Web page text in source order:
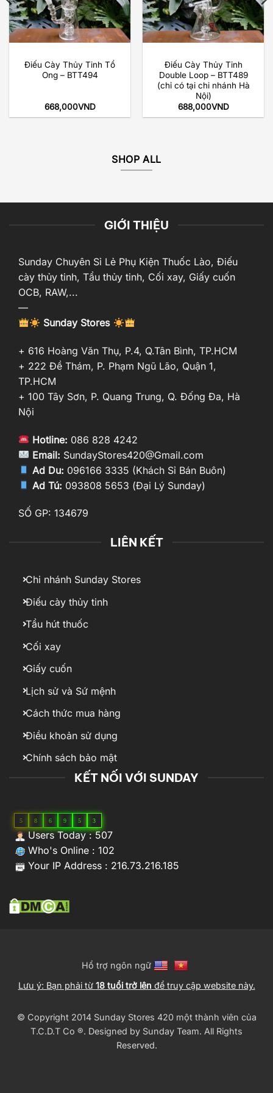
Điếu Cày Thủy Tinh Tổ
Ong – BTT494
668,000VND
Điếu Cày Thủy Tinh
Double Loop – BTT489
(chỉ có tại chi nhánh Hà
Nội)
688,000VND
SHOP ALL
GIỚI THIỆU
Sunday Chuyên Sỉ Lẻ Phụ Kiện Thuốc Lào, Điếu
cày thủy tinh, Tẩu thủy tinh, Cối xay, Giấy cuốn
OCB, RAW,...
—
Sunday Stores
+ 616 Hoàng Văn Thụ, P.4, Q.Tân Bình, TP.HCM
+ 222 Đề Thám, P. Phạm Ngũ Lão, Quận 1,
TP.HCM
+ 100 Tây Sơn, P. Quang Trung, Q. Đống Đa, Hà
Nội
Hotline: 086 828 4242
Email: SundayStores420@Gmail.com
Ad Du: 096166 3335 (Khách Sỉ Bán Buôn)
Ad Tú: 093808 5653 (Đại Lý Sunday)
SỐ GP: 134679
LIÊN KẾT
Chi nhánh Sunday Stores
Điếu cày thủy tinh
Tẩu hút thuốc
Cối xay
Giấy cuốn
Lịch sử và Sứ mệnh
Cách thức mua hàng
Điều khoản sử dụng
Chính sách bảo mật
KẾT NỐI VỚI SUNDAY
5 8 6 9 5 3
Users Today : 507
Who's Online : 102
Your IP Address : 216.73.216.185
Hổ trợ ngôn ngữ
Lưu ý: Bạn phải từ 18 tuổi trở lên để truy cập website này.
© Copyright 2014 Sunday Stores 420 một thành viên của
T.C.D.T Co ®️. Designed by Sunday Team. All Rights
Reserved.